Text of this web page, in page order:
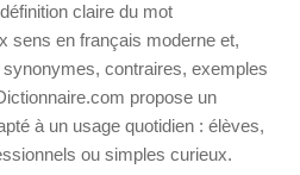
claire du mot
sens en français moderne et,
synonymes, contraires, exemples
propose un
à un usage quotidien : élèves,
ou simples curieux.